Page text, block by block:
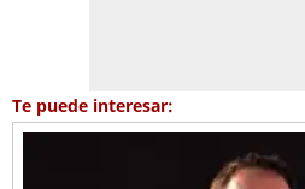
Te puede interesar: